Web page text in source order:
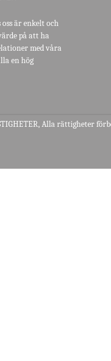
är enkelt och
på att ha
med våra
en hög
Alla rättigheter